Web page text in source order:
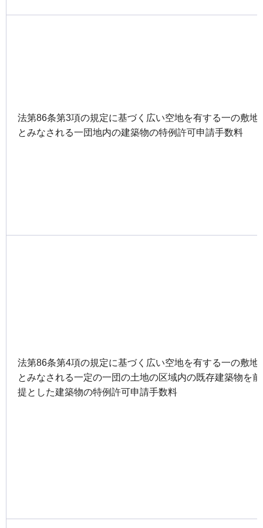
法第86条第3項の規定に基づく広い空地を有する一の敷地
とみなされる一団地内の建築物の特例許可申請手数料
法第86条第4項の規定に基づく広い空地を有する一の敷地
とみなされる一定の一団の土地の区域内の既存建築物を前
提とした建築物の特例許可申請手数料